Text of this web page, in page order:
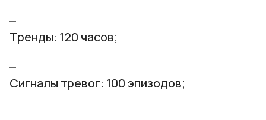
Тренды: 120 часов;
Сигналы тревог: 100 эпизодов;